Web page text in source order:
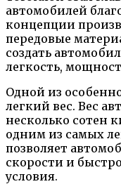
автомобилей
концепции
передовые
создать
легкость,
Одной из
легкий вес. Вес
несколько сотен
одним из самых
позволяет
скорости и
условия.